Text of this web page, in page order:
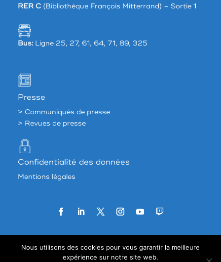
RER C(Bibliothèque François Mitterrand) – Sortie 1
Bus:Ligne 25, 27, 61, 64, 71, 89, 325
Presse
> Communiqués de presse
> Revues de presse
Confidentialité des données
Mentions légales
Agence web: 33 francs
Nous utilisons des cookies pour vous garantir la meilleure
expérience sur notre site web.